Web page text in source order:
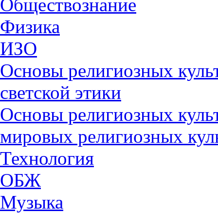
Обществознание
Физика
ИЗО
Основы религиозных
светской этики
Основы религиозных
мировых религиозных
Технология
ОБЖ
Музыка